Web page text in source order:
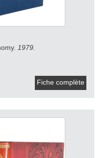
1979.
Fiche complète